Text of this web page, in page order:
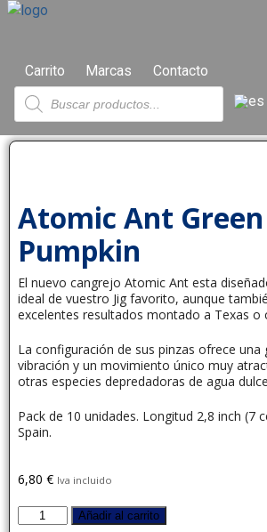
Carrito Marcas Contacto
Atomic Ant Green
Pumpkin
El nuevo cangrejo Atomic Ant esta
ideal de vuestro Jig favorito, aunque
excelentes resultados montado a Texas o
La configuración de sus pinzas ofrece una
vibración y un movimiento único muy
otras especies depredadoras de agua
Pack de 10 unidades. Longitud 2,8 inch (7
Spain.
6,80 € Iva incluido
Añadir al carrito